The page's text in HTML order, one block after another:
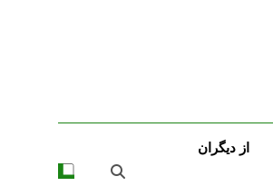
از دیگران